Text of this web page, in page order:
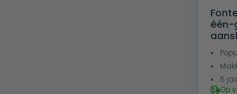
één-
5
Op